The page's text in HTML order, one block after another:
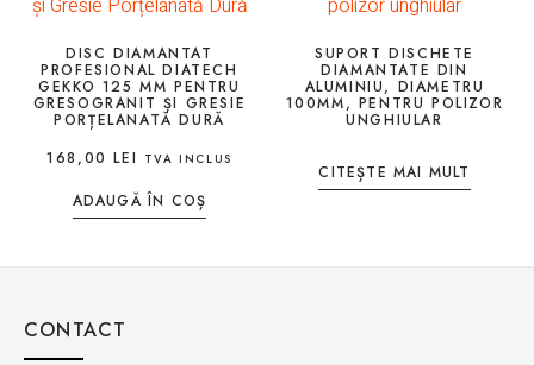
DISC DIAMANTAT
PROFESIONAL DIATECH
GEKKO 125 MM PENTRU
GRESOGRANIT ȘI GRESIE
PORȚELANATĂ DURĂ
168,00LEI TVA INCLUS
ADAUGĂ ÎN COȘ
SUPORT DISCHETE
DIAMANTATE DIN
ALUMINIU, DIAMETRU
100MM, PENTRU POLIZOR
UNGHIULAR
CITEȘTE MAI MULT
CONTACT